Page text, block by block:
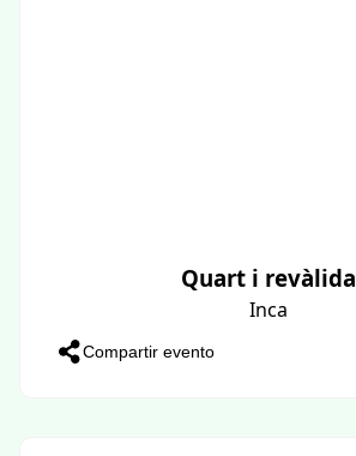
Quart i revàlida
Inca
Compartir evento